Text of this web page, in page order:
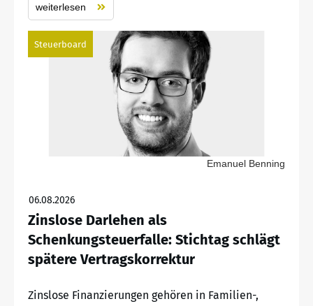
weiterlesen
Steuerboard
Emanuel Benning
06.08.2026
Zinslose Darlehen als
Schenkungsteuerfalle: Stichtag schlägt
spätere Vertragskorrektur
Zinslose Finanzierungen gehören in Familien-,